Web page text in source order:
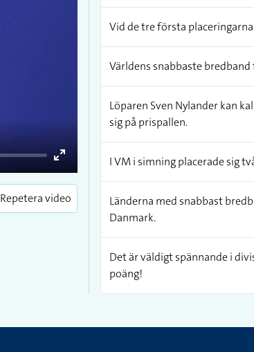
Enter
fullscreen
Repetera video
Vid de tre första
Världens snabbaste bredband
Löparen Sven Nylander kan
sig på prispallen.
I VM i simning placerade sig
Länderna med snabbast
Danmark.
Det är väldigt spännande i
poäng!